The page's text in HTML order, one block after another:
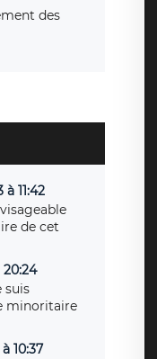
des
11:42
de cet
20:24
suis
minoritaire
10:37